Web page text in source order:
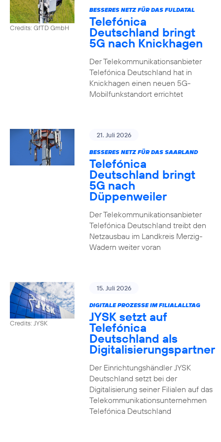
Credits: GfTD GmbH
BESSERES NETZ FÜR DAS FULDATAL
Telefónica
Deutschland bringt
5G nach Knickhagen
Der Telekommunikationsanbieter
Telefónica Deutschland hat in
Knickhagen einen neuen 5G-
Mobilfunkstandort errichtet
21. Juli 2026
BESSERES NETZ FÜR DAS SAARLAND
Telefónica
Deutschland bringt
5G nach
Düppenweiler
Der Telekommunikationsanbieter
Telefónica Deutschland treibt den
Netzausbau im Landkreis Merzig-
Wadern weiter voran
Credits: JYSK
15. Juli 2026
DIGITALE PROZESSE IM FILIALALLTAG
JYSK setzt auf
Telefónica
Deutschland als
Digitalisierungspartner
Der Einrichtungshändler JYSK
Deutschland setzt bei der
Digitalisierung seiner Filialen auf das
Telekommunikationsunternehmen
Telefónica Deutschland